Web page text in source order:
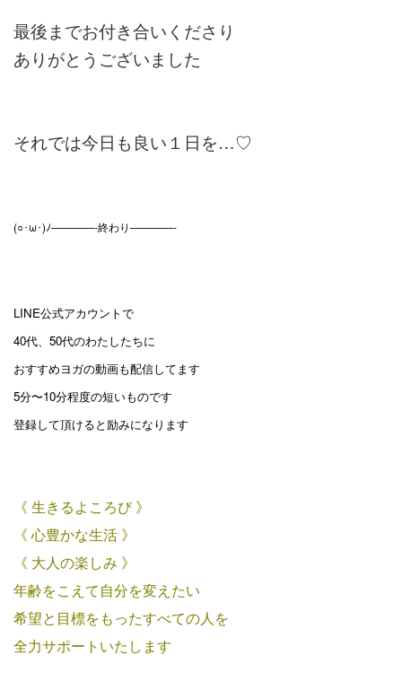
最後までお付き合いくださり
ありがとうございました
それでは今日も良い１日を…♡
(○･ω･)ﾉ————-終わり————-
LINE公式アカウントで
40代、50代のわたしたちに
おすすめヨガの動画も配信してます
5分〜10分程度の短いものです
登録して頂けると励みになります
《 生きるよころび 》
《 心豊かな生活 》
《 大人の楽しみ 》
年齢をこえて自分を変えたい
希望と目標をもったすべての人を
全力サポートいたします